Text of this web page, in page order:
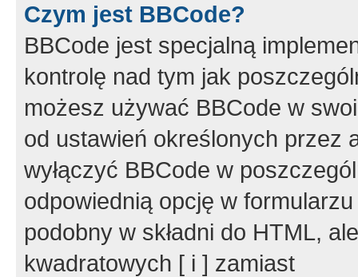
Czym jest BBCode?
BBCode jest specjalną
kontrolę nad tym jak
możesz używać BBCode w
od ustawień określonych przez
wyłączyć BBCode w
odpowiednią opcję w
podobny w składni do HTML,
kwadratowych [ i ] zamiast